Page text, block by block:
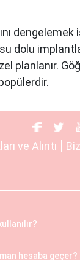
dengelemek
dolu
planlanır.
göğüs
Göğüs
isteyen
öncesinde,
ise
ve Alıntı
hesaba geçer?